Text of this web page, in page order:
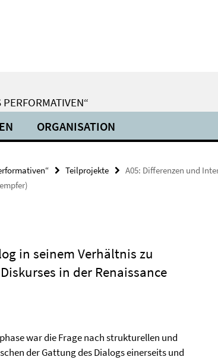
ORGANISATION
Teilprojekte
A05: Differenzen und
in seinem Verhältnis zu
in der Renaissance
war die Frage nach strukturellen und
der Gattung des Dialogs einerseits und